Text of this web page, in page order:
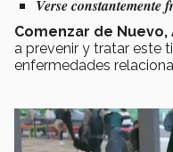
Verse constantemente
Comenzar de Nuevo,
a prevenir y tratar este
enfermedades